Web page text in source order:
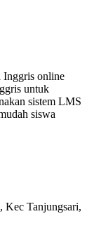
Inggris online
untuk
sistem LMS
siswa
Kec Tanjungsari,